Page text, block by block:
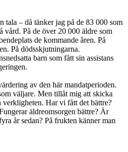
tala – då tänker jag på de 83 000 som
vård. På de över 20 000 äldre som
de kommande åren. På
På dödsskjutningarna.
barn som fått sin assistans
av den här mandatperioden.
väljare. Men tillåt mig att skicka
verkligheten. Har vi fått det bättre?
äldreomsorgen bättre? Är
år sedan? På frukten känner man